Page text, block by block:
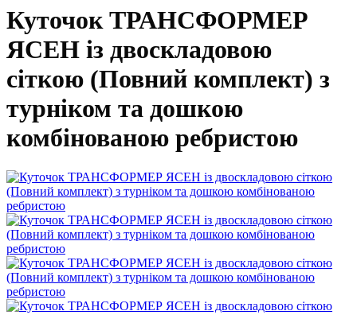
Куточок ТРАНСФОРМЕР
ЯСЕН із двоскладовою
сіткою (Повний комплект) з
турніком та дошкою
комбінованою ребристою